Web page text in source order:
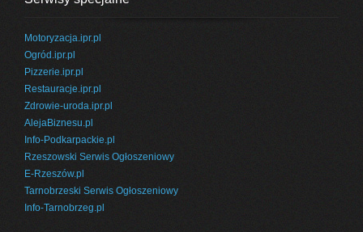
Motoryzacja.ipr.pl
Ogród.ipr.pl
Pizzerie.ipr.pl
Restauracje.ipr.pl
Zdrowie-uroda.ipr.pl
AlejaBiznesu.pl
Info-Podkarpackie.pl
Rzeszowski Serwis Ogłoszeniowy
E-Rzeszów.pl
Tarnobrzeski Serwis Ogłoszeniowy
Info-Tarnobrzeg.pl